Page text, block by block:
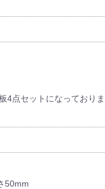
4点セットになっておりま
50mm